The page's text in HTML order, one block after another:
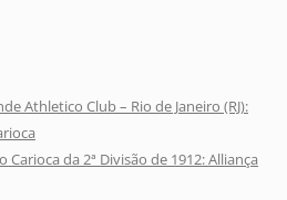
Athletico Club – Rio de Janeiro (RJ):
Carioca da 2ª Divisão de 1912: Alliança